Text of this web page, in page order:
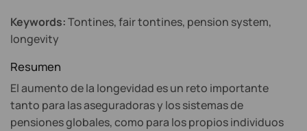
Keywords:Tontines, fair tontines, pension system,
longevity
Resumen
El aumento de la longevidad es un reto importante
tanto para las aseguradoras y los sistemas de
pensiones globales, como para los propios individuos